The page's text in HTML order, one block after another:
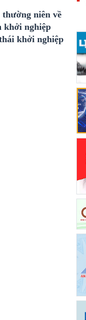
thường niên về
khởi nghiệp
khởi nghiệp